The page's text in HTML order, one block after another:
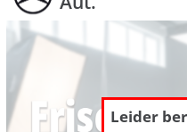
Leider